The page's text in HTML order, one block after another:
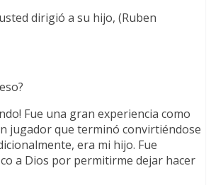
dirigió a su hijo, (Ruben
Fue una gran experiencia como
jugador que terminó convirtiéndose
era mi hijo. Fue
a Dios por permitirme dejar hacer